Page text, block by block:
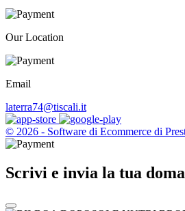
Our Location
Email
laterra74@tiscali.it
© 2026 - Software di Ecommerce di
Scrivi e invia la tua